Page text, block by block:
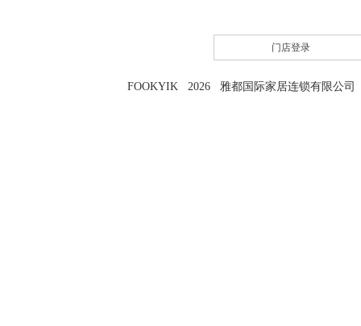
门店登录
FOOKYIK 2026 雅都国际家居连锁有限公司